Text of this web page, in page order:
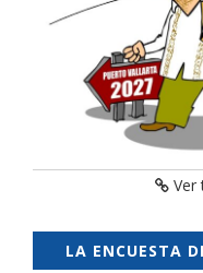
Ver
LA ENCUESTA